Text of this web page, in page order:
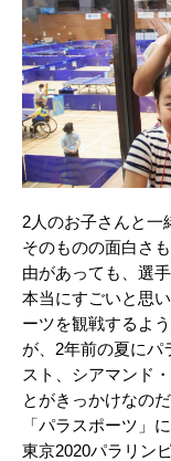
2人のお子さんと一
そのものの面白さ
由があっても、選
本当にすごいと思
ーツを観戦するよ
が、2年前の夏にパ
スト、シアマンド
とがきっかけなの
「パラスポーツ」
東京2020パラリン